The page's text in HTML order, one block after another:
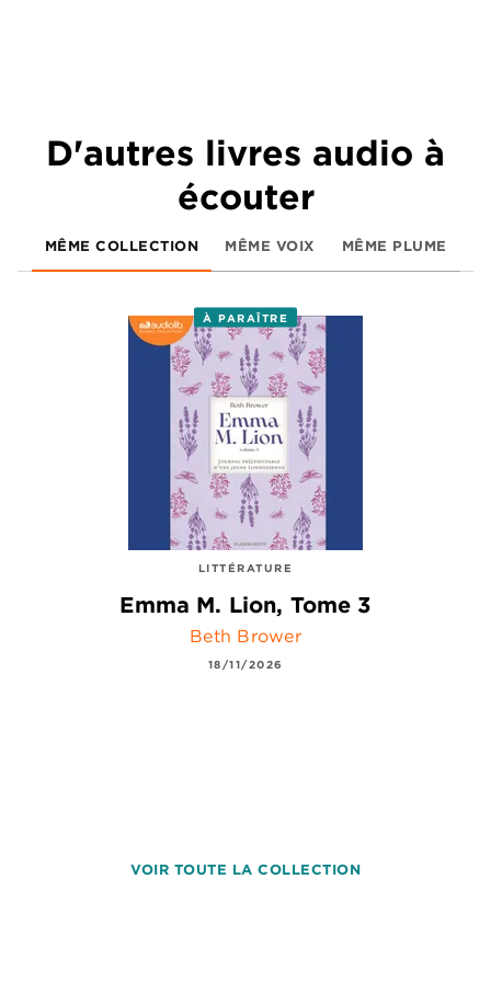
D'autres livres audio à
écouter
MÊME COLLECTION MÊME VOIX MÊME PLUME
À PARAÎTRE
LITTÉRATURE
Emma M. Lion, Tome 3
Beth Brower
18/11/2026
VOIR TOUTE LA COLLECTION